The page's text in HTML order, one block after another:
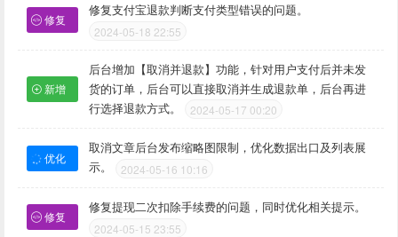
修复
修复支付宝退款判断支付类型错误的问题。
2024-05-18 22:55
新增
后台增加【取消并退款】功能，针对用户支付后并未发
货的订单，后台可以直接取消并生成退款单，后台再进
行选择退款方式。
2024-05-17 00:20
优化
取消文章后台发布缩略图限制，优化数据出口及列表展
示。
2024-05-16 10:16
修复
修复提现二次扣除手续费的问题，同时优化相关提示。
2024-05-15 23:55